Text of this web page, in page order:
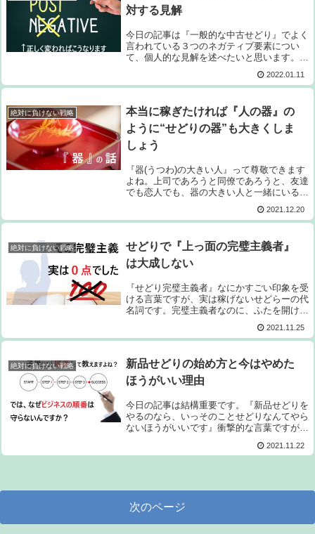
対する見解
今日の記事は『一般的な中古せどり』でよく
言われている３つのネガティブ要素につい
て、個人的な見解を述べたいと思います。な
と、世間で常識となっている中古せどりのや
り方と私の中古せどりのやり方は全く違った
2022.01.11
絶対に負けない戦略
本当に稼ぎたければ『人の器』の
ように“せどりの器”も大きくしま
しょう
『器(うつわ)の大きい人』って尊敬できます
よね。上司であろうと同僚であろうと、友達
でも恋人でも、器の大きい人と一緒にいると
も、人が持っている器っていったい何のこと
なんでしょうか？あなたは具体的に説明出...
2021.12.20
絶対に負けない戦略
せどりで『上っ面の完璧主義者』
は大成しない
『せどり完璧主義者』なにかすごい印象を受
ける言葉ですが、実は稼げないせどらーの代
名詞です。完璧主義者なのに、ふたを開ける
ことに気づいてない人が『せどり完璧主義
者』です。冒頭からこんなことを述べても
2021.11.25
絶対に負けない戦略
新品せどりの始め方と今はやめた
ほうがいい理由
今日の記事は結構重要です。『新品せどりを
やるのなら、いっそのことせどりなんてやら
ないほうがいいです』衝撃的な言葉ですが、
す。新品せどりは平均的な利益率が１０％前
2021.11.22
次のページ